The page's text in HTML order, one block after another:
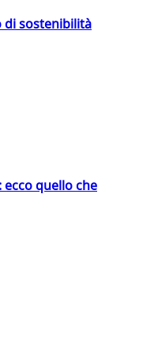
di sostenibilità
ecco quello che